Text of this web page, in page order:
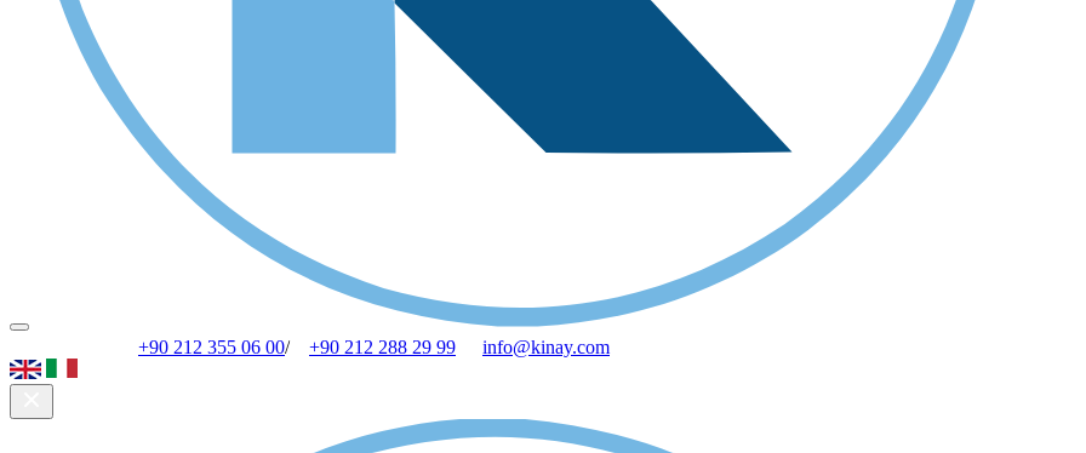
+90 212 355 06 00/ +90 212 288 29 99 info@kinay.com